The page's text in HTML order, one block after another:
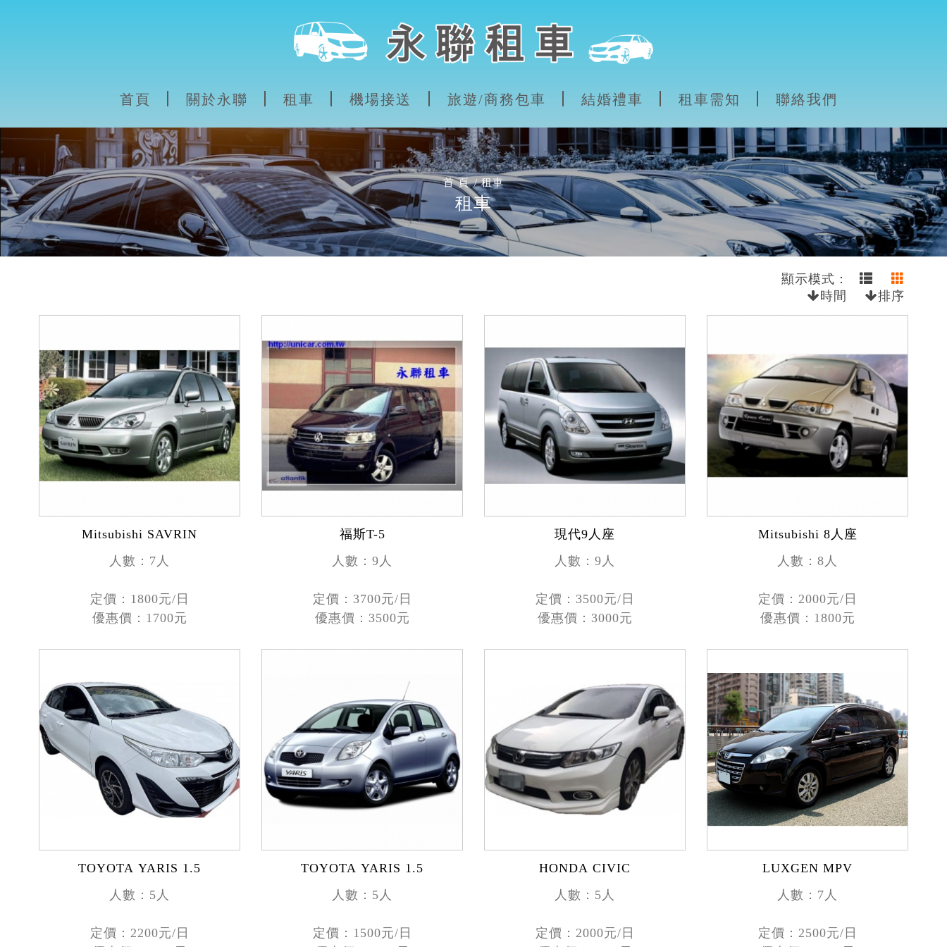
首頁 關於永聯 租車 機場接送 旅遊/商務包車 結婚禮車 租車需知 聯絡我們
首 頁 租車
租車
顯示模式：
時間 排序
Mitsubishi SAVRIN
人數：7人
定價：1800元/日
優惠價：1700元
福斯T-5
人數：9人
定價：3700元/日
優惠價：3500元
現代9人座
人數：9人
定價：3500元/日
優惠價：3000元
Mitsubishi 8人座
人數：8人
定價：2000元/日
優惠價：1800元
TOYOTA YARIS 1.5
人數：5人
定價：2200元/日
TOYOTA YARIS 1.5
人數：5人
定價：1500元/日
HONDA CIVIC
人數：5人
定價：2000元/日
LUXGEN MPV
人數：7人
定價：2500元/日